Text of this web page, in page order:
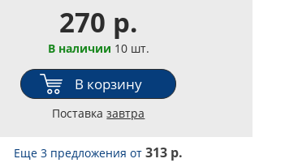
270 р.
В наличии 10 шт.
В корзину
Поставказавтра
Еще 3 предложенияот313 р.